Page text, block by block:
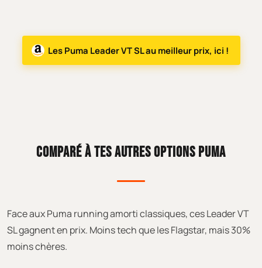
Les Puma Leader VT SL au meilleur prix, ici !
COMPARÉ À TES AUTRES OPTIONS PUMA
Face aux Puma running amorti classiques, ces Leader VT
SL gagnent en prix. Moins tech que les Flagstar, mais 30%
moins chères.